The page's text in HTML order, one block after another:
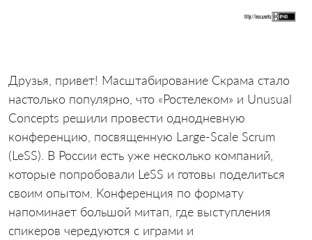
Друзья, привет! Масштабирование Скрама стало
настолько популярно, что «Ростелеком» и Unusual
Concepts решили провести однодневную
конференцию, посвященную Large-Scale Scrum
(LeSS). В России есть уже несколько компаний,
которые попробовали LeSS и готовы поделиться
своим опытом. Конференция по формату
напоминает большой митап, где выступления
спикеров чередуются с играми и